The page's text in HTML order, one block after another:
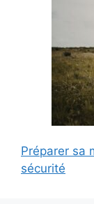
Préparer sa
sécurité